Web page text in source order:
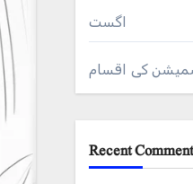
اگست
کی اقسام
Recent